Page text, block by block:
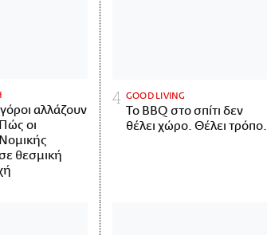
αλλάζουν
οι
θεσμική
GOOD LIVING
Το BBQ στο σπίτι δεν
θέλει χώρο. Θέλει τρόπο.